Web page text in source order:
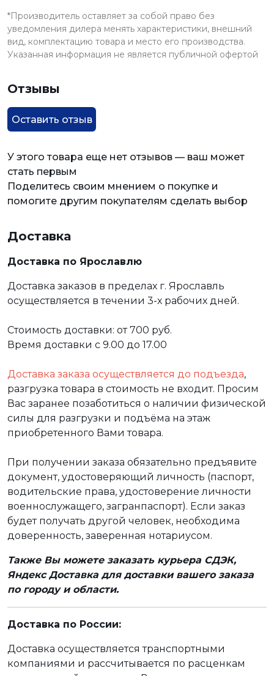
*Производитель оставляет за собой право без
уведомления дилера менять характеристики, внешний
вид, комплектацию товара и место его производства.
Указанная информация не является публичной офертой
Отзывы
Оставить отзыв
У этого товара еще нет отзывов — ваш может
стать первым
Поделитесь своим мнением о покупке и
помогите другим покупателям сделать выбор
Доставка
Доставка по Ярославлю
Доставка заказов в пределах г. Ярославль
осуществляется в течении 3-х рабочих дней.
Стоимость доставки: от 700 руб.
Время доставки с 9.00 до 17.00
Доставка заказа осуществляется до подъезда,
разгрузка товара в стоимость не входит. Просим
Вас заранее позаботиться о наличии физической
силы для разгрузки и подъёма на этаж
приобретенного Вами товара.
При получении заказа обязательно предъявите
документ, удостоверяющий личность (паспорт,
водительские права, удостоверение личности
военнослужащего, загранпаспорт). Если заказ
будет получать другой человек, необходима
доверенность, заверенная нотариусом.
Также Вы можете заказать курьера СДЭК,
Яндекс Доставка для доставки вашего заказа
по городу и области.
Доставка по России:
Доставка осуществляется транспортными
компаниями и рассчитывается по расценкам